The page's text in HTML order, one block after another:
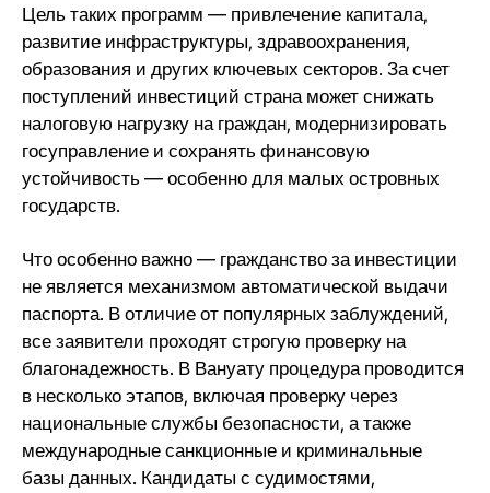
Цель таких программ — привлечение капитала,
развитие инфраструктуры, здравоохранения,
образования и других ключевых секторов. За счет
поступлений инвестиций страна может снижать
налоговую нагрузку на граждан, модернизировать
госуправление и сохранять финансовую
устойчивость — особенно для малых островных
государств.
Что особенно важно — гражданство за инвестиции
не является механизмом автоматической выдачи
паспорта. В отличие от популярных заблуждений,
все заявители проходят строгую проверку на
благонадежность. В Вануату процедурапроводится
в несколько этапов, включая проверку через
национальные службы безопасности, а также
международные санкционные и криминальные
базы данных. Кандидаты с судимостями,